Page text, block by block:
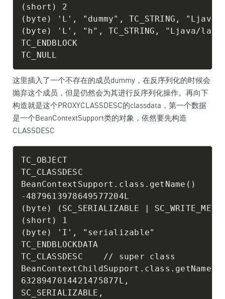
(short) 2
(byte) 'L', "dummy", TC_STRING,
(byte) 'L', "h", TC_STRING, "Ljava/
TC_ENDBLOCK
这里插入了一个不存在的成员dummy，在反序列化的时候会
抛弃这个成员，但是仍然会为其进行反序列化操作。再向下
构造就是这个PROXYCLASSDESC的classdata，第一个数据
是一个BeanContextSupport类的对象，依然要先构造
CLASSDESC
TC_OBJECT
TC_CLASSDESC
BeanContextSupport.class.getName()
-4879613978649577204L
(byte) (SC_SERIALIZABLE |
(short) 1
(byte) 'I', "serializable"
TC_ENDBLOCKDATA
TC_CLASSDESC    // super class
BeanContextChildSupport.class.getName()
6328947014421475877L,
SC_SERIALIZABLE,